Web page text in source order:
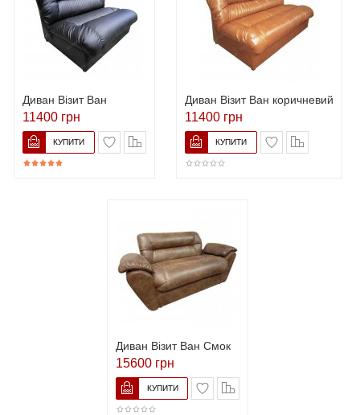
Диван Візит Ван
11400 грн
Диван Візит Ван коричневий
11400 грн
Диван Візит Ван Смок
15600 грн